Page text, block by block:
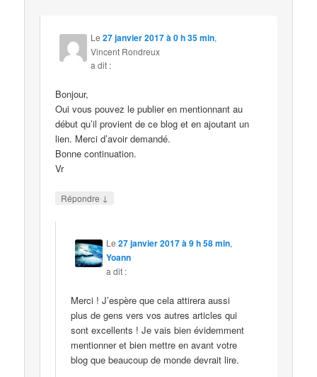
Le27 janvier 2017 à 0 h 35 min,
Vincent Rondreux
a dit :
Bonjour,
Oui vous pouvez le publier en mentionnant au
début qu’il provient de ce blog et en ajoutant un
lien. Merci d’avoir demandé.
Bonne continuation.
Vr
Répondre ↓
Le27 janvier 2017 à 9 h 58 min,
Yoann
a dit :
Merci ! J’espère que cela attirera aussi
plus de gens vers vos autres articles qui
sont excellents ! Je vais bien évidemment
mentionner et bien mettre en avant votre
blog que beaucoup de monde devrait lire.